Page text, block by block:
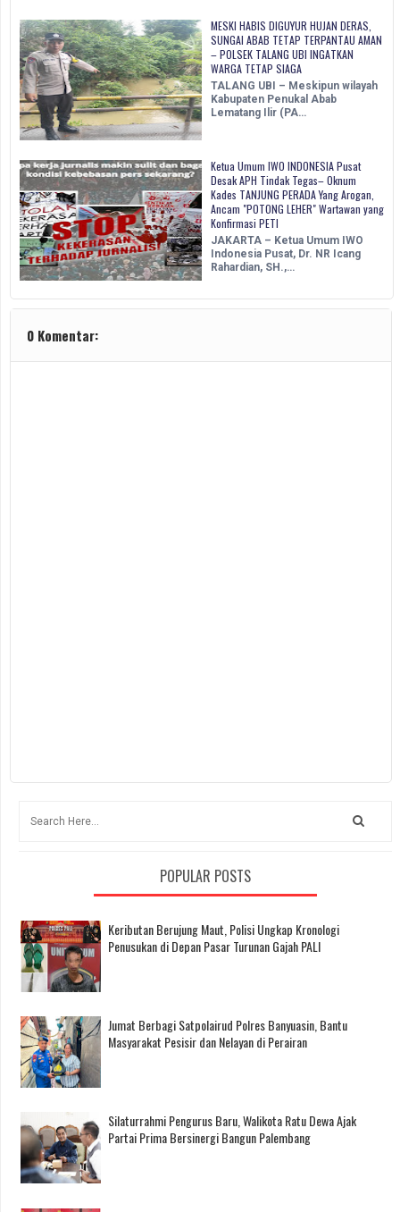
MESKI HABIS DIGUYUR HUJAN DERAS,
SUNGAI ABAB TETAP TERPANTAU AMAN
– POLSEK TALANG UBI INGATKAN
WARGA TETAP SIAGA
TALANG UBI – Meskipun wilayah
Kabupaten Penukal Abab
Lematang Ilir (PA…
Ketua Umum IWO INDONESIA Pusat
Desak APH Tindak Tegas– Oknum
Kades TANJUNG PERADA Yang Arogan,
Ancam "POTONG LEHER" Wartawan yang
Konfirmasi PETI
JAKARTA – Ketua Umum IWO
Indonesia Pusat, Dr. NR Icang
Rahardian, SH.,…
0 Komentar:
POPULAR POSTS
Keributan Berujung Maut, Polisi Ungkap Kronologi
Penusukan di Depan Pasar Turunan Gajah PALI
Jumat Berbagi Satpolairud Polres Banyuasin, Bantu
Masyarakat Pesisir dan Nelayan di Perairan
Silaturrahmi Pengurus Baru, Walikota Ratu Dewa Ajak
Partai Prima Bersinergi Bangun Palembang